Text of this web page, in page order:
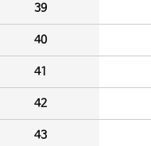
39
40
41
42
43